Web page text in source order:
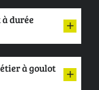
durée
à goulot